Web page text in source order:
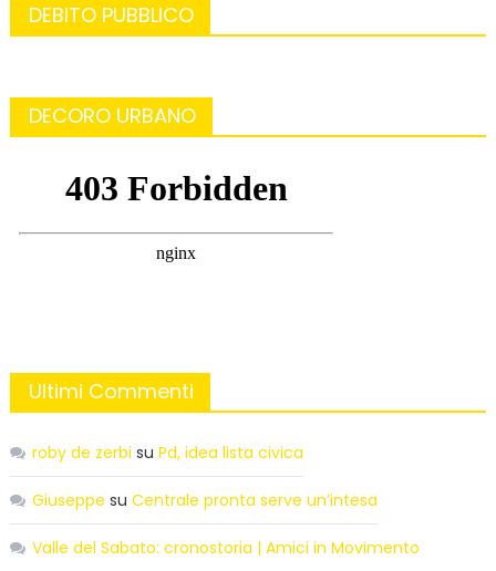
DEBITO PUBBLICO
DECORO URBANO
Ultimi Commenti
roby de zerbi su Pd, idea lista civica
Giuseppe su Centrale pronta serve un’intesa
Valle del Sabato: cronostoria | Amici in Movimento